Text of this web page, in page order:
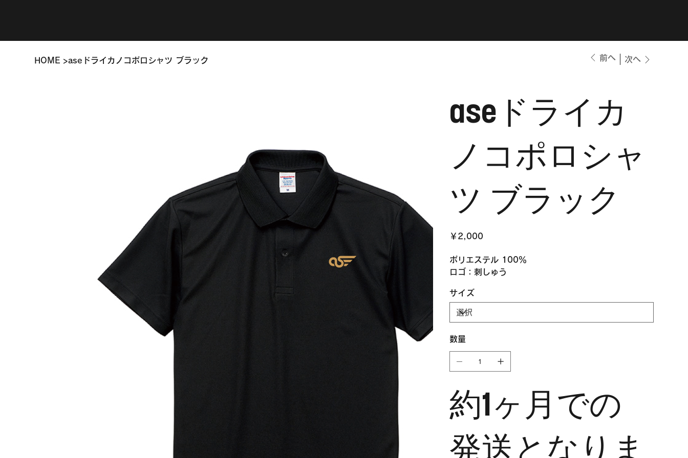
HOME >aseドライカノコポロシャツ ブラック 前へ 次へ
aseドライカ
ノコポロシャ
ツ ブラック
格￥2,000
ポリエステル 100％
ロゴ：刺しゅう
サイズ
数量
約1ヶ月での